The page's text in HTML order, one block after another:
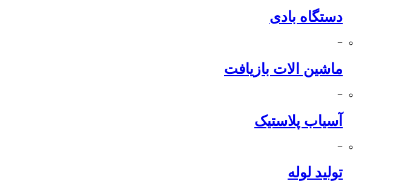
دستگاه بادی
−
ماشین الات بازیافت
−
آسیاب پلاستیک
−
تولید لوله